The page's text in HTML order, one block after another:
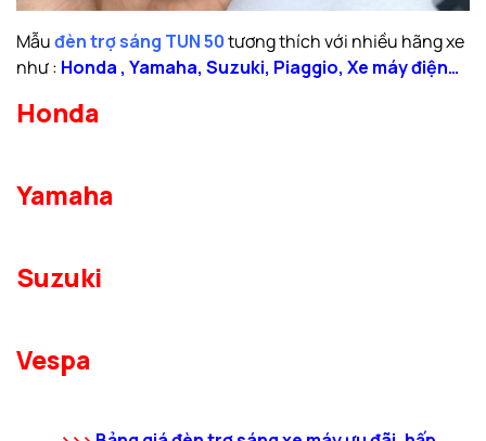
Mẫuđèn trợ sáng TUN 50tương thích với nhiều hãng xe
như : Honda , Yamaha, Suzuki, Piaggio, Xe máy điện…
Honda
Yamaha
Suzuki
Vespa